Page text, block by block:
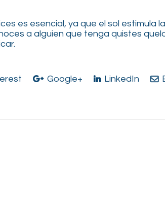
es esencial, ya que el sol estimula
a alguien que tenga quistes
Google+ LinkedIn